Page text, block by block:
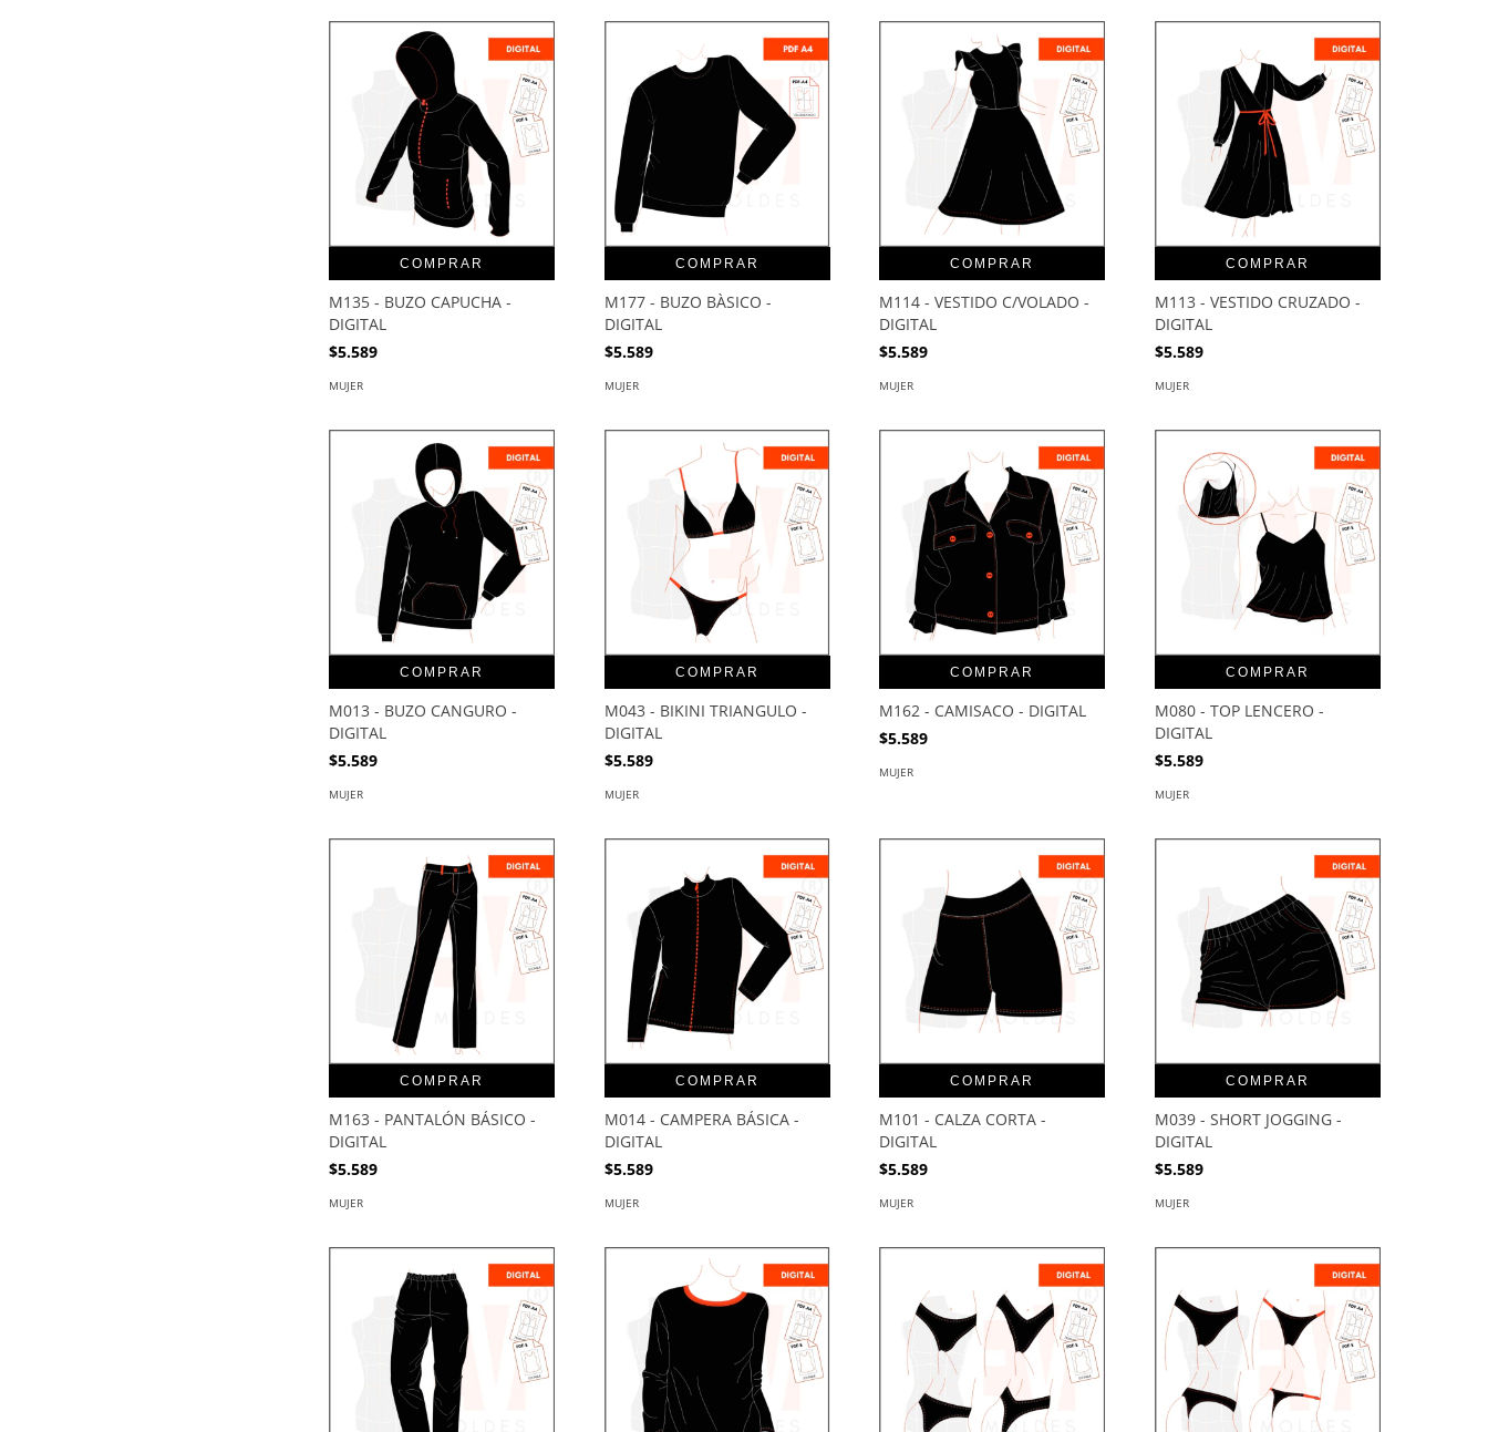
COMPRAR
M135 - BUZO CAPUCHA -
DIGITAL
$5.589
MUJER
COMPRAR
M177 - BUZO BÀSICO -
DIGITAL
$5.589
MUJER
COMPRAR
M114 - VESTIDO C/VOLADO -
DIGITAL
$5.589
MUJER
COMPRAR
M113 - VESTIDO CRUZADO -
DIGITAL
$5.589
MUJER
COMPRAR
M013 - BUZO CANGURO -
DIGITAL
$5.589
MUJER
COMPRAR
M043 - BIKINI TRIANGULO -
DIGITAL
$5.589
MUJER
COMPRAR
M162 - CAMISACO - DIGITAL
$5.589
MUJER
COMPRAR
M080 - TOP LENCERO -
DIGITAL
$5.589
MUJER
COMPRAR
M163 - PANTALÓN BÁSICO -
DIGITAL
$5.589
MUJER
COMPRAR
M014 - CAMPERA BÁSICA -
DIGITAL
$5.589
MUJER
COMPRAR
M101 - CALZA CORTA -
DIGITAL
$5.589
MUJER
COMPRAR
M039 - SHORT JOGGING -
DIGITAL
$5.589
MUJER